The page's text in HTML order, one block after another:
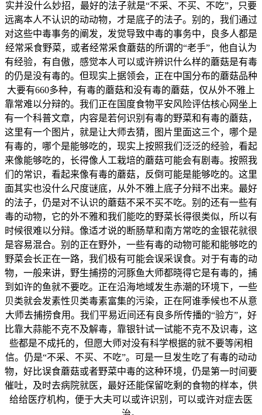
实并没什么妙招，最好的法子就是“不采、不买、不吃”，只要
远离本人不认识的动动物，才是底子的法子。别的，我们通过
对这些中毒事务的阐发，发觉导致中毒的事务中，良多人都是
经常采食野菜，或者经常采食蘑菇的所谓的“老手”，他自认为
有经验，有自傲，感觉本人可以或许辨识什么样的蘑菇是有毒
的仍是没有毒的。但现实上据领会，正在中国分布的蘑菇品种
大要有660多种，有毒的蘑菇和没有毒的蘑菇，仅从外不雅上
靠常难以分辩的。我们正在国度食物平安风险评估核心网坐上
有一个科普文章，内容是若何识别有毒的野菜和有毒的蘑菇，
这里有一个图片，就是让大师去猜，图片里面这三个，哪个是
有毒的，哪个是能够吃的，现实上按照我们泛泛的经验，看起
来像能够吃的，长得像人工栽培的蘑菇可能会有剧毒。按照我
们的常识，看起来像有毒的蘑菇，反倒可能是能够吃的。这里
面其实也没什么尺度谜底，从外不雅上底子分辩不出来。最好
的法子，仍是对不认识的蘑菇不采不买不吃。别的还有一些有
毒的动物，它的外不雅和我们能吃的野菜长得很类似，所以有
时候很难以分辩。像适才说的断肠草和南方常吃的金银花就很
是容易混合。别的正在野外，一些有毒的动物可能和能够吃的
野菜会长正在一路，我们极有可能会误采误食。对于有毒的动
物，一般来讲，野生捕捞的河豚鱼大师都晓得它是有毒的，捕
到如许的鱼就不要吃。正在沿海地域发生赤潮的环境下，一些
贝类就会发素性贝类毒素富集的污染，正在阿谁季候也不从意
大师去捕捞食用。我们平易近间还有良多所传播的“验方”，好
比靠大蒜能不克不及解毒，靠银针试一试能不克不及识毒，这
些都是不成托的，但愿大师对没有科学根据的就不要等闲相
信。仍是“不采、不买、不吃”。可是一旦发生吃了有毒的动动
物，好比误食蘑菇或者野菜中毒的这种环境，仍是第一时间要
催吐，及时去病院就医，最好还能保留吃剩的食物的样本，供
给给医疗机构，便于大夫可以或许识别，可以或许对症去医